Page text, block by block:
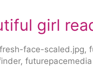
girl